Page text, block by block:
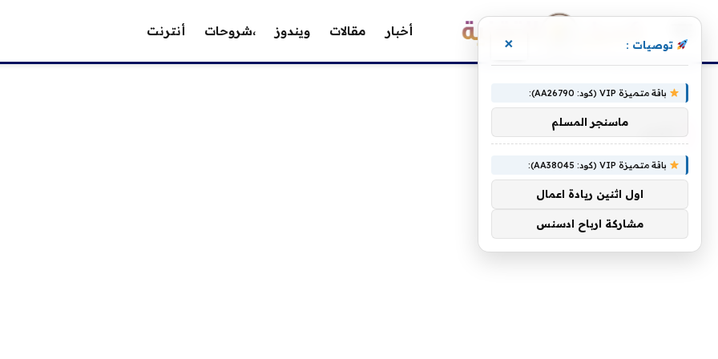
أخبار مقالات ويندوز ،شروحات أنترنت
الرئيسية
تتبنى
توصيات : ×
باقة متميزة VIP (كود: AA26790):
ماسنجر المسلم
باقة متميزة VIP (كود: AA38045):
اول اثنين ريادة اعمال
مشاركة ارباح ادسنس